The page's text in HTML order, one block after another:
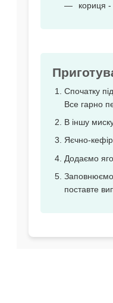
кориця
Спочатку
Все гарно
В іншу
Яєчно-
Додаємо
Заповнюємо
поставте